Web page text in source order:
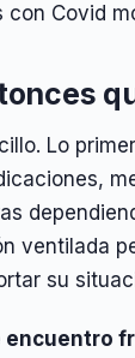
con Covid
Lo
ventilada
su
encuentro